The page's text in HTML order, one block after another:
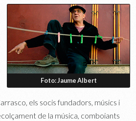
Foto: Jaume Albert
els socis fundadors, músics i
de la música, comboiants